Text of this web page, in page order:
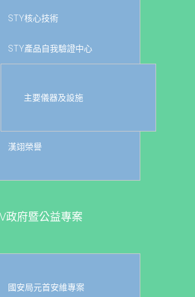
STY核心技術
STY產品自我驗證中心
主要儀器及設施
漢翊榮譽
政府暨公益專案
國安局元首安維專案